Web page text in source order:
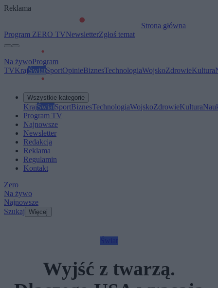
Reklama
Strona główna
Program ZERO TVNewsletterZgłoś temat
Na żywoProgram
TVKrajŚwiatSportOpinieBiznesTechnologiaWojskoZdrowieKultura
Wszystkie kategorie
KrajŚwiatSportBiznesTechnologiaWojskoZdrowieKultura
Program TV
Najnowsze
Newsletter
Redakcja
Reklama
Regulamin
Kontakt
Zero
Na żywo
Najnowsze
Szukaj Więcej
Wyjść z twarzą.